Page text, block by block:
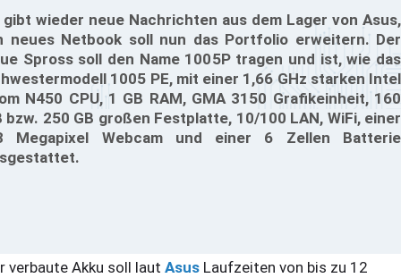
gibt wieder neue Nachrichten aus dem Lager von Asus,
neues Netbook soll nun das Portfolio erweitern. Der
Spross soll den Name 1005P tragen und ist, wie das
1005 PE, mit einer 1,66 GHz starken Intel
N450 CPU, 1 GB RAM, GMA 3150 Grafikeinheit, 160
bzw. 250 GB großen Festplatte, 10/100 LAN, WiFi, einer
Megapixel Webcam und einer 6 Zellen Batterie
verbaute Akku soll laut Asus Laufzeiten von bis zu 12